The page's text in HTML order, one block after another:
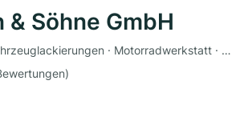
& Söhne GmbH
Motorradhandel · Fahrzeuglackierungen · Motorradwerkstatt · Werkstatt · Ersatzteile · Motorradzubehör · Bekleidungsgeschäft · Motorradservice · Gutachter